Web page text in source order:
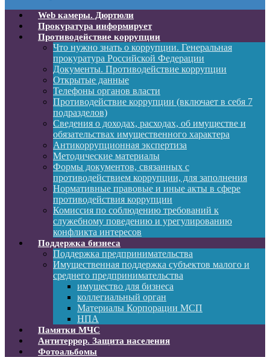
Web камеры. Дюртюли
Прокуратура информирует
Противодействие коррупции
Что нужно знать о коррупции. Генеральная
прокуратура Российской Федерации
Документы. Противодействие коррупции
Открытые данные
Телефоны органов власти
Противодействие коррупции (включает в себя 7
подразделов)
Сведения о доходах, расходах, об имуществе и
обязательствах имущественного характера
Антикоррупционная экспертиза
Методические материалы
Формы документов, связанных с
противодействием коррупции, для заполнения
Нормативные правовые и иные акты в сфере
противодействия коррупции
Комиссия по соблюдению требований к
служебному поведению и урегулированию
конфликта интересов
Поддержка бизнеса
Поддержка предпринимательства
Имущественная поддержка субъектов малого и
среднего предпринимательства
имущество для бизнеса
коллегиальный орган
Материалы Корпорации МСП
НПА
Памятки МЧС
Антитеррор. Защита населения
Фотоальбомы